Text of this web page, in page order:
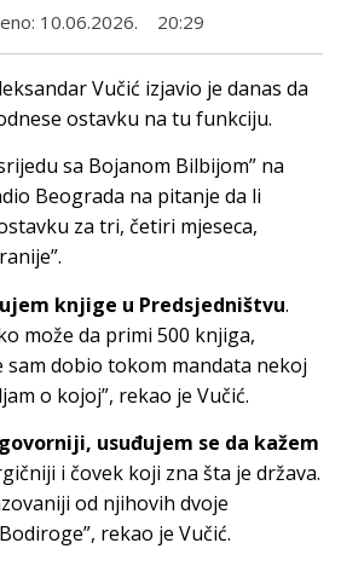
10.06.2026. 20:29
Vučić izjavio je danas da
ostavku na tu funkciju.
sa Bojanom Bilbijom” na
Beograda na pitanje da li
za tri, četiri mjeseca,
knjige u Predsjedništvu.
može da primi 500 knjiga,
sam dobio tokom mandata nekoj
o kojoj”, rekao je Vučić.
usuđujem se da kažem
i čovek koji zna šta je država.
od njihovih dvoje
rekao je Vučić.